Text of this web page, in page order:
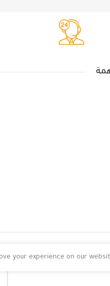
your experience on our